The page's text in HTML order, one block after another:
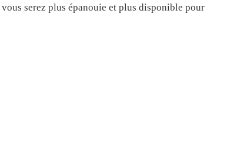
serez plus épanouie et plus disponible pour